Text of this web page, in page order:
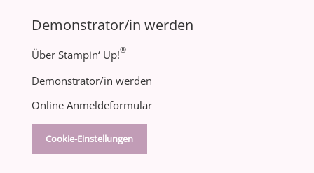
Demonstrator/in werden
Über Stampin‘ Up!®
Demonstrator/in werden
Online Anmeldeformular
Cookie-Einstellungen